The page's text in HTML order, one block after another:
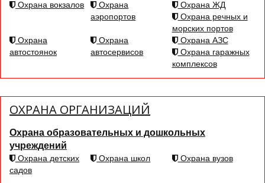
Охрана вокзалов
Охрана
аэропортов
Охрана ЖД
Охрана речных и
морских портов
Охрана
автостоянок
Охрана
автосервисов
Охрана АЗС
Охрана гаражных
комплексов
ОХРАНА ОРГАНИЗАЦИЙ
Охрана образовательных и дошкольных
учреждений
Охрана детских
садов
Охрана школ Охрана вузов